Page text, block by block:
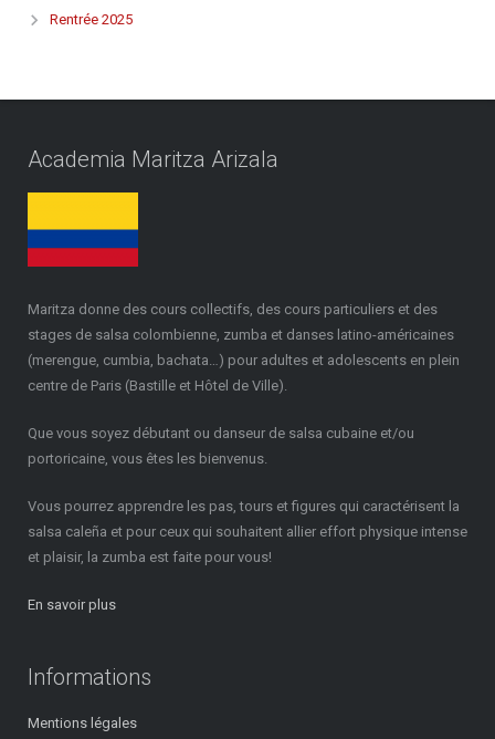
Rentrée 2025
Academia Maritza Arizala
Maritza donne des cours collectifs, des cours particuliers et des
stages de salsa colombienne, zumba et danses latino-américaines
(merengue, cumbia, bachata…) pour adultes et adolescents en plein
centre de Paris (Bastille et Hôtel de Ville).
Que vous soyez débutant ou danseur de salsa cubaine et/ou
portoricaine, vous êtes les bienvenus.
Vous pourrez apprendre les pas, tours et figures qui caractérisent la
salsa caleña et pour ceux qui souhaitent allier effort physique intense
et plaisir, la zumba est faite pour vous!
En savoir plus
Informations
Mentions légales